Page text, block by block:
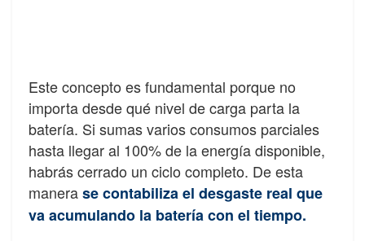
Este concepto es fundamental porque no
importa desde qué nivel de carga parta la
batería. Si sumas varios consumos parciales
hasta llegar al 100% de la energía disponible,
habrás cerrado un ciclo completo. De esta
manerase contabiliza el desgaste real que
va acumulando la batería con el tiempo.